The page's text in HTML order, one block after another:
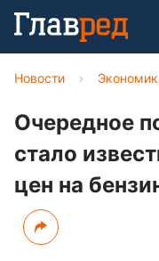
Новости ›
Очередное
стало
цен на